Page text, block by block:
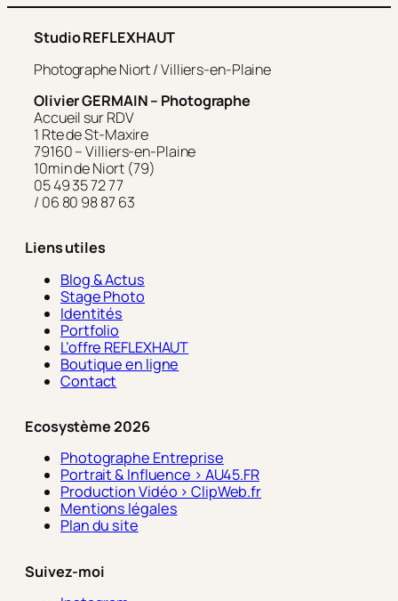
Studio REFLEXHAUT
Photographe Niort / Villiers-en-Plaine
Olivier GERMAIN – Photographe
Accueil sur RDV
1 Rte de St-Maxire
79160 – Villiers-en-Plaine
10min de Niort (79)
05 49 35 72 77
/ 06 80 98 87 63
Liens utiles
Blog & Actus
Stage Photo
Identités
Portfolio
L’offre REFLEXHAUT
Boutique en ligne
Contact
Ecosystème 2026
Photographe Entreprise
Portrait & Influence > AU45.FR
Production Vidéo > ClipWeb.fr
Mentions légales
Plan du site
Suivez-moi